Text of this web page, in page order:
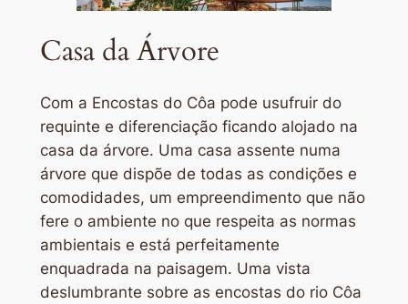
Casa da Árvore
Com a Encostas do Côa pode usufruir do
requinte e diferenciação ficando alojado na
casa da árvore. Uma casa assente numa
árvore que dispõe de todas as condições e
comodidades, um empreendimento que não
fere o ambiente no que respeita as normas
ambientais e está perfeitamente
enquadrada na paisagem. Uma vista
deslumbrante sobre as encostas do rio Côa